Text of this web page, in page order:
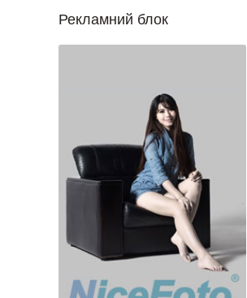
1 2 3 4
Рекламний блок